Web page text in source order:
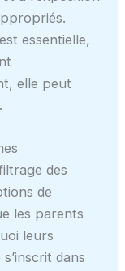
essentielle,
elle peut
des
de
les parents
leurs
dans